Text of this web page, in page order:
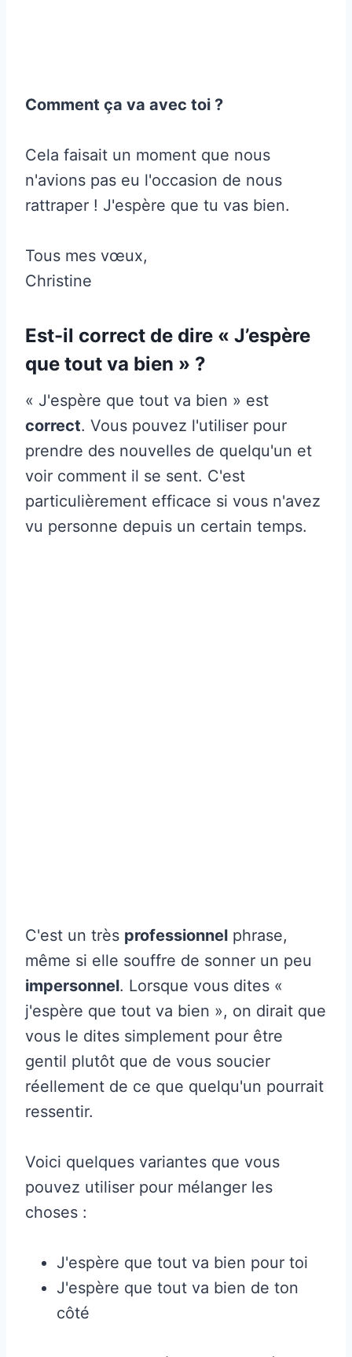
Comment ça va avec toi ?
Cela faisait un moment que nous
n'avions pas eu l'occasion de nous
rattraper ! J'espère que tu vas bien.
Tous mes vœux,
Christine
Est-il correct de dire « J’espère
que tout va bien » ?
« J'espère que tout va bien » est
correct. Vous pouvez l'utiliser pour
prendre des nouvelles de quelqu'un et
voir comment il se sent. C'est
particulièrement efficace si vous n'avez
vu personne depuis un certain temps.
C'est un très professionnel phrase,
même si elle souffre de sonner un peu
impersonnel. Lorsque vous dites «
j'espère que tout va bien », on dirait que
vous le dites simplement pour être
gentil plutôt que de vous soucier
réellement de ce que quelqu'un pourrait
ressentir.
Voici quelques variantes que vous
pouvez utiliser pour mélanger les
choses :
J'espère que tout va bien pour toi
J'espère que tout va bien de ton
côté